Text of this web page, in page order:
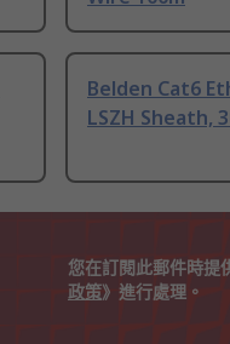
Belden Cat6
LSZH Sheath,
您在訂閱此郵件時提
政策》進行處理。